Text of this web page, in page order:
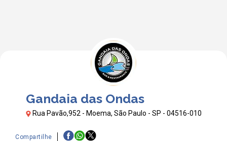
Gandaia das Ondas
Rua Pavão,952 - Moema, São Paulo - SP - 04516-010
Compartilhe